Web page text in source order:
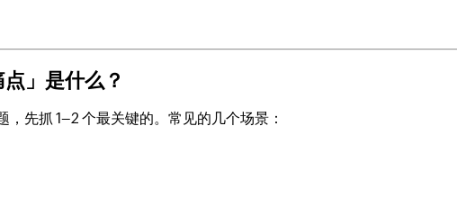
」是什么？
先抓 1–2 个最关键的。常见的几个场景：